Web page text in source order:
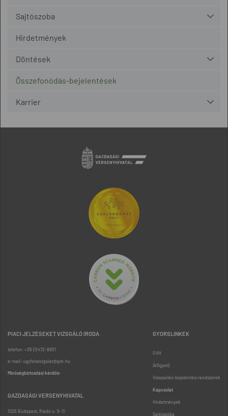
Sajtószoba
Hirdetmények
Döntések
Összefonódás-bejelentések
Karrier
PIACI JELZÉSEKET VIZSGÁLÓ IRODA
telefon: +36 (1) 472-8851
e-mail: ugyfelszolgalat@gvh.hu
Minőségbiztosítási kérdőív
GAZDASÁGI VERSENYHIVATAL
1026 Budapest, Riadó u. 5-11.
GYORSLINKEK
GVH
Árfigyelő
Visszaélés-bejelentési rendszerek
Kapcsolat
Hirdetmények
Sajtószoba